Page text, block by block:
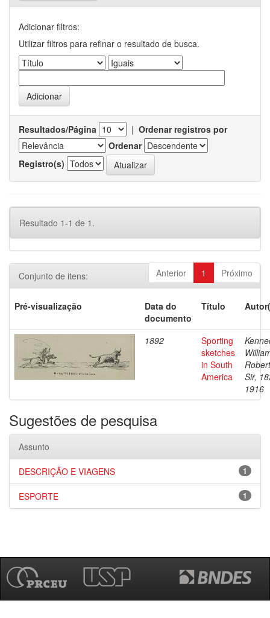
Adicionar filtros:
Utilizar filtros para refinar o resultado de busca.
Resultados/Página | Ordenar registros por
Ordenar
Registro(s)
Resultado 1-1 de 1.
Anterior 1 Próximo
Conjunto de itens:
Pré-visualização
Data do
documento
Título
1892
Sporting
sketches
in South
America
Sir,
1916
Sugestões de pesquisa
Assunto
1
DESCRIÇÃO E VIAGENS
1
ESPORTE